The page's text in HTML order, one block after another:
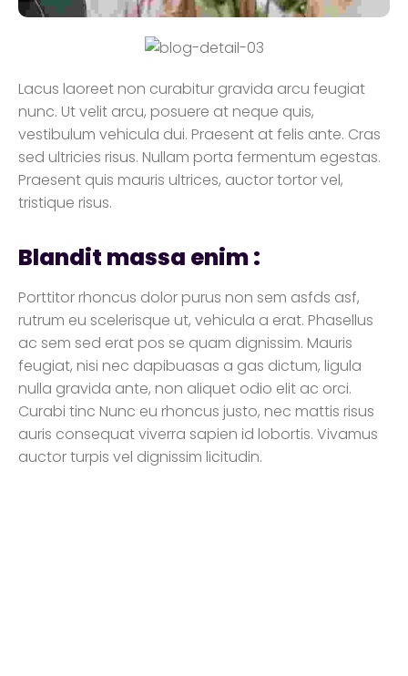
Lacus laoreet non curabitur gravida arcu feugiat
nunc. Ut velit arcu, posuere at neque quis,
vestibulum vehicula dui. Praesent at felis ante. Cras
sed ultricies risus. Nullam porta fermentum egestas.
Praesent quis mauris ultrices, auctor tortor vel,
tristique risus.
Blandit massa enim :
Porttitor rhoncus dolor purus non sem asfds asf,
rutrum eu scelerisque ut, vehicula a erat. Phasellus
ac sem sed erat pos se quam dignissim. Mauris
feugiat, nisi nec dapibuasas a gas dictum, ligula
nulla gravida ante, non aliquet odio elit ac orci.
Curabi tinc Nunc eu rhoncus justo, nec mattis risus
auris consequat viverra sapien id lobortis. Vivamus
auctor turpis vel dignissim licitudin.